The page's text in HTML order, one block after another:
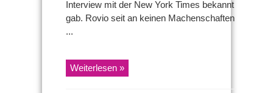
Interview mit der New York Times bekannt
gab. Rovio seit an keinen Machenschaften
...
Weiterlesen »